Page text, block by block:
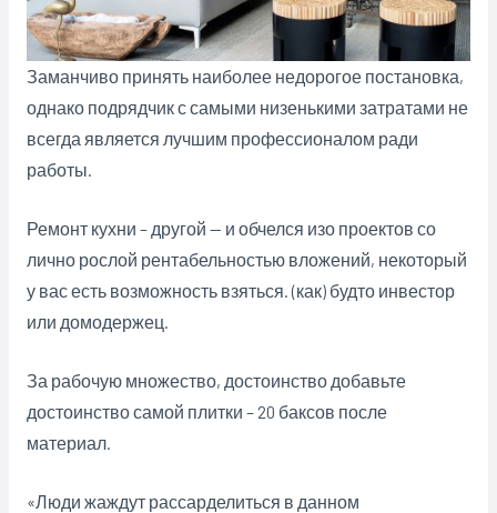
Заманчиво принять наиболее недорогое постановка,
однако подрядчик с самыми низенькими затратами не
всегда является лучшим профессионалом ради
работы.
Ремонт кухни – другой — и обчелся изо проектов со
лично рослой рентабельностью вложений, некоторый
у вас есть возможность взяться. (как) будто инвестор
или домодержец.
За рабочую множество, достоинство добавьте
достоинство самой плитки – 20 баксов после
материал.
«Люди жаждут рассарделиться в данном